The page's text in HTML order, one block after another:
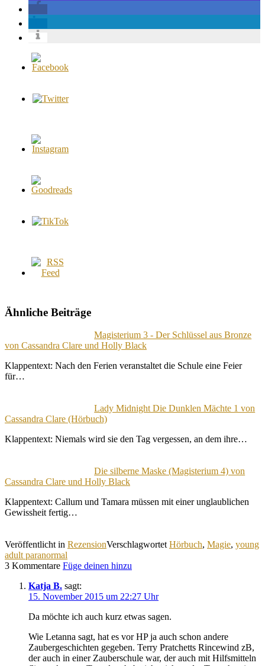
Ähnliche Beiträge
Magisterium 3 - Der Schlüssel aus Bronze
von Cassandra Clare und Holly Black
Klappentext: Nach den Ferien veranstaltet die Schule eine Feier
für…
Lady Midnight Die Dunklen Mächte 1 von
Cassandra Clare (Hörbuch)
Klappentext: Niemals wird sie den Tag vergessen, an dem ihre…
Die silberne Maske (Magisterium 4) von
Cassandra Clare und Holly Black
Klappentext: Callum und Tamara müssen mit einer unglaublichen
Gewissheit fertig…
Veröffentlicht in RezensionVerschlagwortet Hörbuch, Magie, young
adult paranormal
3 Kommentare Füge deinen hinzu
Katja B. sagt:
15. November 2015 um 22:27 Uhr
Da möchte ich auch kurz etwas sagen.
Wie Letanna sagt, hat es vor HP ja auch schon andere
Zaubergeschichten gegeben. Terry Pratchetts Rincewind zB,
der auch in einer Zauberschule war, der auch mit Hilfsmitteln